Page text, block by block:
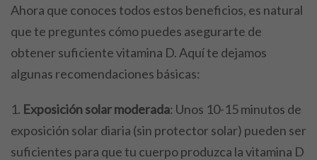
Ahora que conoces todos estos beneficios, es natural
que te preguntes cómo puedes asegurarte de
obtener suficiente vitamina D. Aquí te dejamos
algunas recomendaciones básicas:
Exposición solar moderada: Unos 10-15 minutos de
exposición solar diaria (sin protector solar) pueden ser
suficientes para que tu cuerpo produzca la vitamina D